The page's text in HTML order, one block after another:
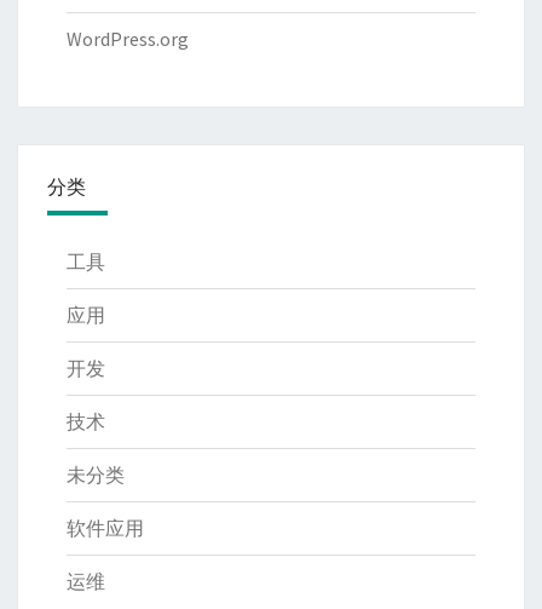
WordPress.org
分类
工具
应用
开发
技术
未分类
软件应用
运维